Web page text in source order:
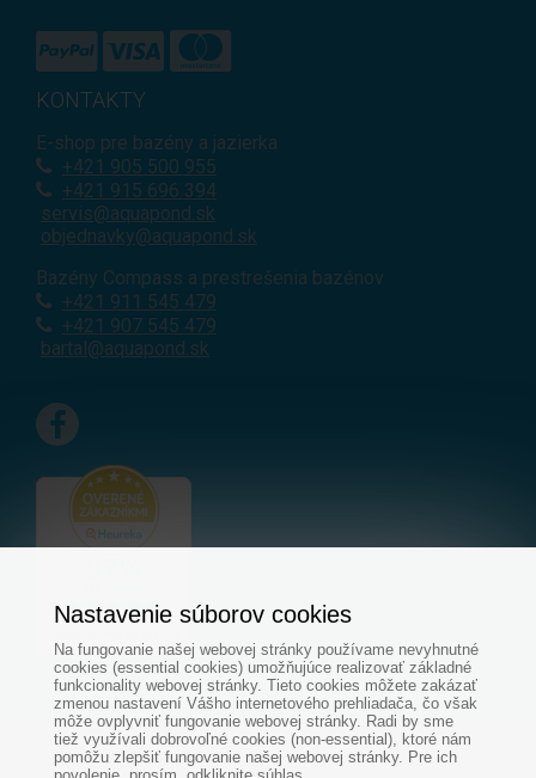
KONTAKTY
E-shop pre bazény a jazierka
+421 905 500 955
+421 915 696 394
servis@aquapond.sk
objednavky@aquapond.sk
Bazény Compass a prestrešenia bazénov
+421 911 545 479
+421 907 545 479
bartal@aquapond.sk
© Všetky práva vyhradené - www.aquapond.sk
Nastavenie súborov cookies
Na fungovanie našej webovej stránky používame nevyhnutné
cookies (essential cookies) umožňujúce realizovať základné
funkcionality webovej stránky. Tieto cookies môžete zakázať
zmenou nastavení Vášho internetového prehliadača, čo však
môže ovplyvniť fungovanie webovej stránky. Radi by sme
tiež využívali dobrovoľné cookies (non-essential), ktoré nám
pomôžu zlepšiť fungovanie našej webovej stránky. Pre ich